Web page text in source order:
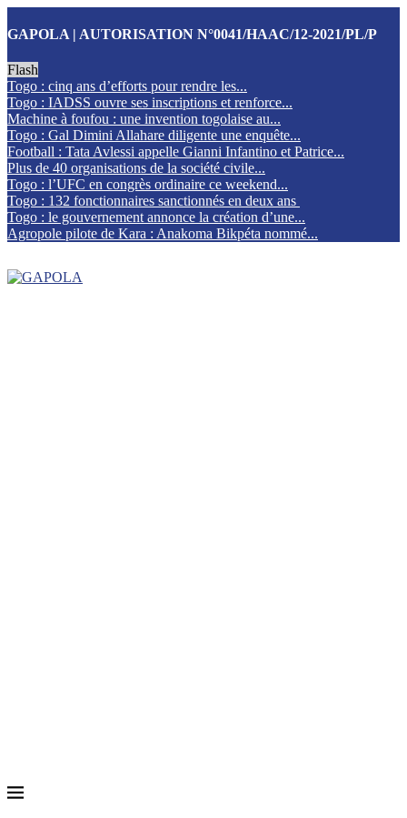
GAPOLA | AUTORISATION N°0041/HAAC/12-2021/PL/P
Flash
Togo : cinq ans d’efforts pour rendre les...
Togo : IADSS ouvre ses inscriptions et renforce...
Machine à foufou : une invention togolaise au...
Togo : Gal Dimini Allahare diligente une enquête...
Football : Tata Avlessi appelle Gianni Infantino et Patrice...
Plus de 40 organisations de la société civile...
Togo : l’UFC en congrès ordinaire ce weekend...
Togo : 132 fonctionnaires sanctionnés en deux ans
Togo : le gouvernement annonce la création d’une...
Agropole pilote de Kara : Anakoma Bikpéta nommé...